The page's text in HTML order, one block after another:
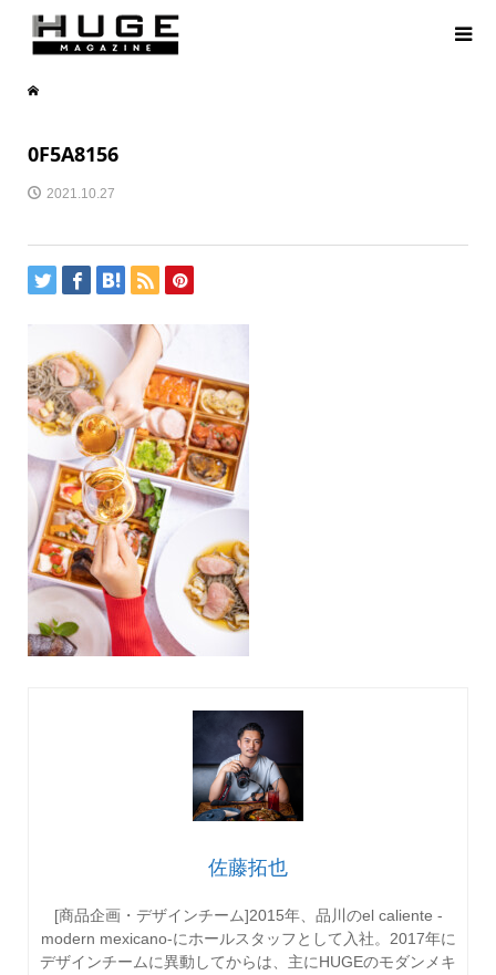
0F5A8156
2021.10.27
佐藤拓也
[商品企画・デザインチーム]2015年、品川のel caliente -
modern mexicano-にホールスタッフとして入社。2017年に
デザインチームに異動してからは、主にHUGEのモダンメキ